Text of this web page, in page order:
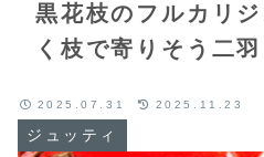
黒花枝のフルカリ
く枝で寄りそう二羽
ジュッティ
2025.07.31 2025.11.23